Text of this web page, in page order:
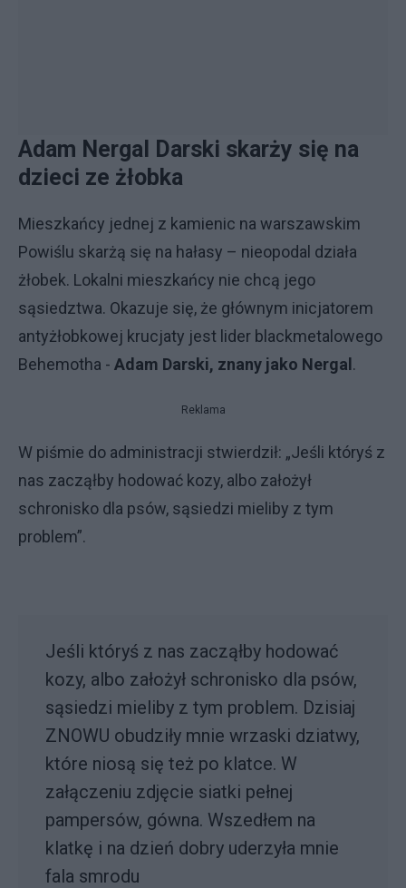
Adam Nergal Darski skarży się na
dzieci ze żłobka
Mieszkańcy jednej z kamienic na warszawskim
Powiślu skarżą się na hałasy – nieopodal działa
żłobek. Lokalni mieszkańcy nie chcą jego
sąsiedztwa. Okazuje się, że głównym inicjatorem
antyżłobkowej krucjaty jest lider blackmetalowego
Behemotha - Adam Darski, znany jako Nergal .
Reklama
W piśmie do administracji stwierdził: „Jeśli któryś z
nas zacząłby hodować kozy, albo założył
schronisko dla psów, sąsiedzi mieliby z tym
problem”.
Jeśli któryś z nas zacząłby hodować
kozy, albo założył schronisko dla psów,
sąsiedzi mieliby z tym problem. Dzisiaj
ZNOWU obudziły mnie wrzaski dziatwy,
które niosą się też po klatce. W
załączeniu zdjęcie siatki pełnej
pampersów, gówna. Wszedłem na
klatkę i na dzień dobry uderzyła mnie
fala smrodu